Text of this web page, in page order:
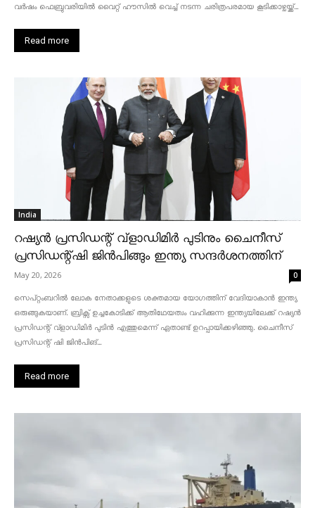
വർഷം ഫെബ്രുവരിയിൽ വൈറ്റ് ഹൗസിൽ വെച്ച് നടന്ന ചരിത്രപരമായ കൂടിക്കാഴ്ചയ്ക്ക്...
Read more
India
റഷ്യൻ പ്രസിഡന്റ് വ്‌ളാഡിമിർ പുടിനും ചൈനീസ്
പ്രസിഡന്റ്ഷി ജിൻപിങ്ങും ഇന്ത്യ സന്ദർശനത്തിന്
May 20, 2026 0
സെപ്റ്റംബറിൽ ലോക നേതാക്കളുടെ ശക്തമായ യോഗത്തിന് വേദിയാകാൻ ഇന്ത്യ
ഒരുങ്ങുകയാണ്. ബ്രിക്സ് ഉച്ചകോടിക്ക് ആതിഥേയത്വം വഹിക്കുന്ന ഇന്ത്യയിലേക്ക് റഷ്യൻ
പ്രസിഡന്റ് വ്‌ളാഡിമിർ പുടിൻ എത്തുമെന്ന് ഏതാണ്ട് ഉറപ്പായിക്കഴിഞ്ഞു. ചൈനീസ്
പ്രസിഡന്റ് ഷി ജിൻപിങ്...
Read more